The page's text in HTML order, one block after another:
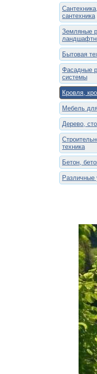
сантехника
Земляные
Бытовая
Фасадные
системы
Кровля,
Мебель
Дерево,
техника
Бетон,
Различные